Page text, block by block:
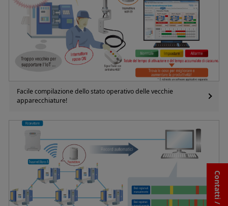
Facile compilazione dello stato operativo delle vecchie
apparecchiature!